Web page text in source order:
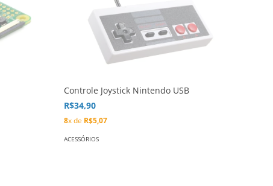
Controle Joystick Nintendo USB
R$34,90
8x de R$5,07
ACESSÓRIOS